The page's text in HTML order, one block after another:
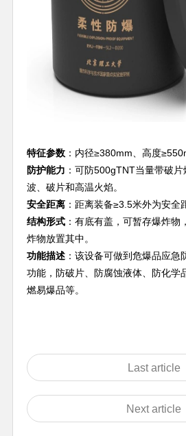
特征参数：内径≥380mm、高度
防护能力 ：可防500gTNT当量带破
波、破片和高温火焰。
安全距离：距离装备≥3.5米外为安全
结构形式：有底有盖，可暂存爆炸物
炸物放置其中。
功能描述：该设备可做到危爆品应急
功能，防破片、防腐蚀液体、防化学
燃易爆品等。
Last article
Next article